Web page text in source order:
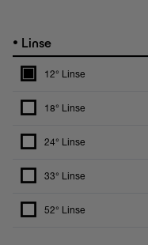
• Linse
12° Linse
18° Linse
24° Linse
33° Linse
52° Linse